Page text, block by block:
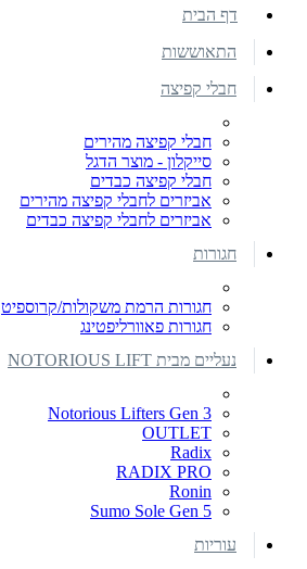
דף הבית
התאוששות
חבלי קפיצה
חבלי קפיצה מהירים
סייקלון - מוצר הדגל
חבלי קפיצה כבדים
אביזרים לחבלי קפיצה מהירים
אביזרים לחבלי קפיצה כבדים
חגורות
חגורות הרמת משקולות/קרוספיט
חגורות פאוורליפטינג
נעליים מבית NOTORIOUS LIFT
Notorious Lifters Gen 3
OUTLET
Radix
RADIX PRO
Ronin
Sumo Sole Gen 5
עוריות